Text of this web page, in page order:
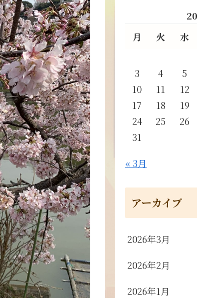
月
火 水
3
4 5
10
11 12
17
18 19
24
25 26
31
« 3月
アーカイブ
2026年3月
2026年2月
2026年1月